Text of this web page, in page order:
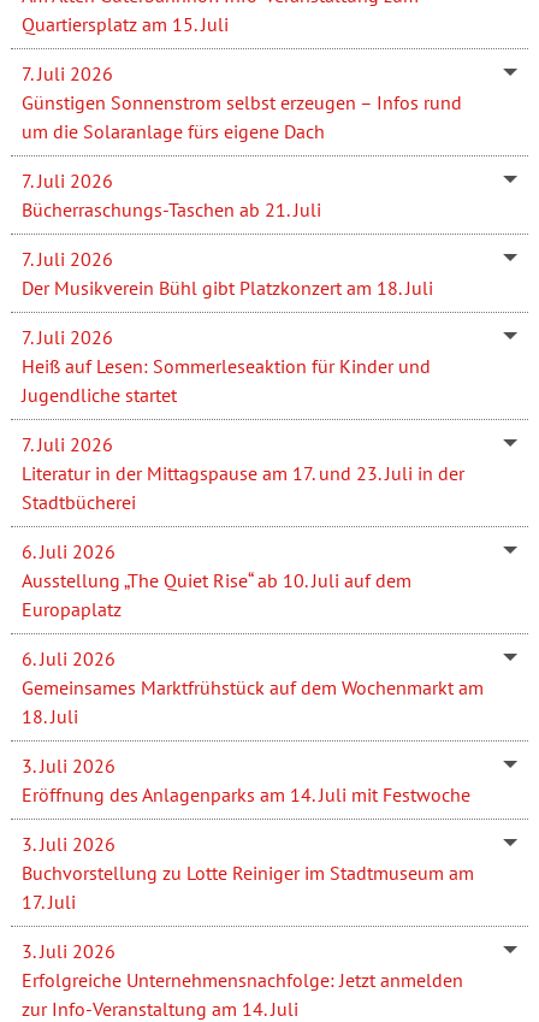
Quartiersplatz am 15. Juli
7. Juli 2026
Günstigen Sonnenstrom selbst erzeugen – Infos rund
um die Solaranlage fürs eigene Dach
7. Juli 2026
Bücherraschungs-Taschen ab 21. Juli
7. Juli 2026
Der Musikverein Bühl gibt Platzkonzert am 18. Juli
7. Juli 2026
Heiß auf Lesen: Sommerleseaktion für Kinder und
Jugendliche startet
7. Juli 2026
Literatur in der Mittagspause am 17. und 23. Juli in der
Stadtbücherei
6. Juli 2026
Ausstellung „The Quiet Rise“ ab 10. Juli auf dem
Europaplatz
6. Juli 2026
Gemeinsames Marktfrühstück auf dem Wochenmarkt am
18. Juli
3. Juli 2026
Eröffnung des Anlagenparks am 14. Juli mit Festwoche
3. Juli 2026
Buchvorstellung zu Lotte Reiniger im Stadtmuseum am
17. Juli
3. Juli 2026
Erfolgreiche Unternehmensnachfolge: Jetzt anmelden
zur Info-Veranstaltung am 14. Juli